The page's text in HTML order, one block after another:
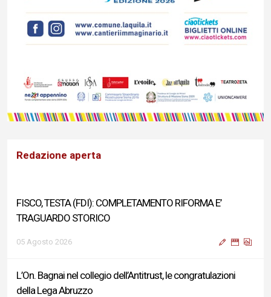
Redazione aperta
FISCO, TESTA (FDI): COMPLETAMENTO RIFORMA E’
TRAGUARDO STORICO
05 Agosto 2026
L’On. Bagnai nel collegio dell’Antitrust, le congratulazioni
della Lega Abruzzo